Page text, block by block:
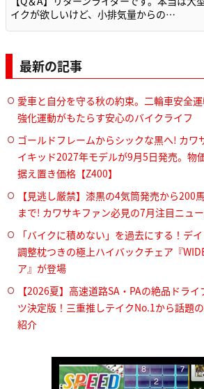
イクが欲しいけど、小排気量からの…
最新の記事
愛車と自分を守る秋の約束。二輪車安全
強化運動がもたらす安心のバイクライフ
ゴールドフレームからシックな黒へ! カワ
イキッド2027年モデルが9月5日発売。物
据え置き価格【Z400】
【見逃し厳禁】漆黒の4気筒発売から200
まで! カワサキファン必見の7月注目ニュ
「バイクに積めない」を過去にする！デ
調整枕つきの極上ハイバックチェア『
ア』が登場
【2026夏】高速道路SA・PAの絶品ドラ
ツ決定版！三重推しテイクNo.1から話題
紹介